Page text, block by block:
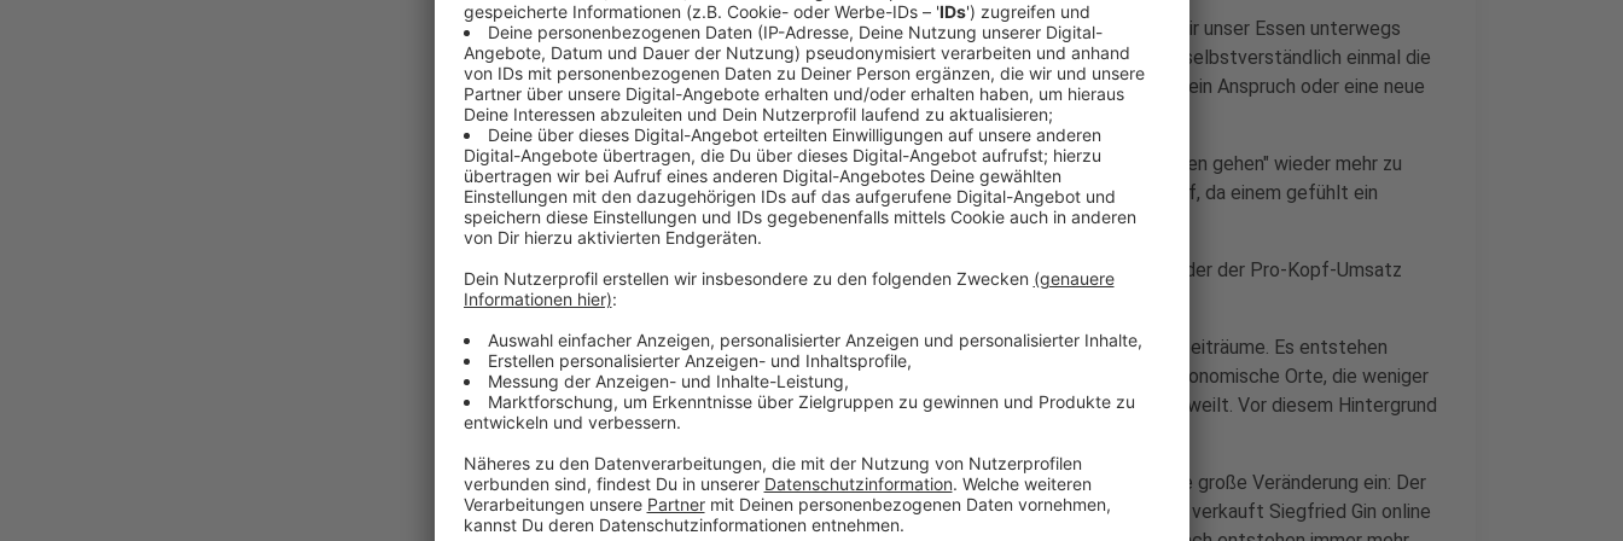
In den letzten 10 Jahren ging der Trend immer mehr dahin, dass wir unser Essen unterwegs
schnell to go holen, immer mehr bestellen und liefern lassen und selbstverständlich einmal die
Woche einen Restaurantbesuch gönnen. Daraus entwickelte sich ein Anspruch oder eine neue
Normalität.
Durch die gestiegenen Kosten in allen Lebensbereichen wird "Essen gehen" wieder mehr zu
einem Luxusgut. Verständlicherweise regt das viele Menschen auf, da einem gefühlt ein
Standard entrissen wird, auf den man doch ein Recht hat, oder?
In der Gastronomie bedeutet das, dass weniger Gäste kommen oder der Pro-Kopf-Umsatz
Trends gibt es immer, und sie sind richtungsweisend für größere Zeiträume. Es entstehen
immer mehr Imbisse, Bistros, Cafés, To-Go-Orte, Pop-ups – gastronomische Orte, die weniger
für einen langen Aufenthalt kreiert werden und wo man kürzer verweilt. Vor diesem Hintergrund
ist es klar, warum die Streetfood-Kultur so explodiert.
Gut Ding will Weile haben, aber seit einiger Zeit schleicht sich eine große Veränderung ein: Der
nicht-alkoholische Konsum steigt langsam, aber kontinuierlich. So verkauft Siegfried Gin online